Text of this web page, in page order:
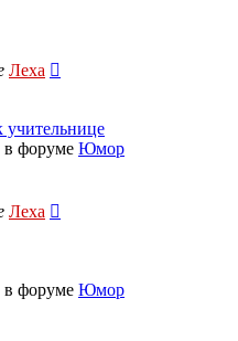
Леха
учительнице
в форуме Юмор
Леха
в форуме Юмор